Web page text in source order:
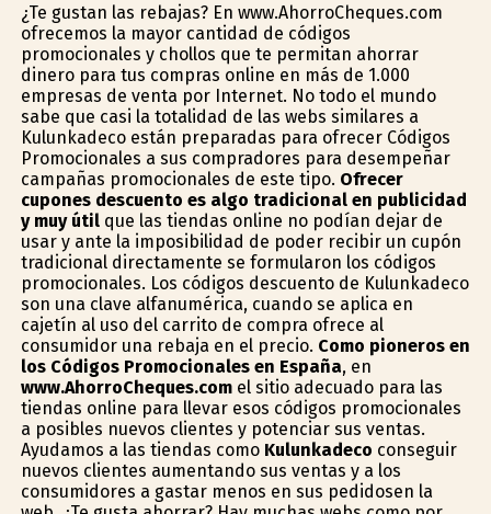
¿Te gustan las rebajas? En www.AhorroCheques.com
ofrecemos la mayor cantidad de códigos
promocionales y chollos que te permitan ahorrar
dinero para tus compras online en más de 1.000
empresas de venta por Internet. No todo el mundo
sabe que casi la totalidad de las webs similares a
Kulunkadeco están preparadas para ofrecer Códigos
Promocionales a sus compradores para desempeñar
campañas promocionales de este tipo. Ofrecer
cupones descuento es algo tradicional en publicidad
y muy útilque las tiendas online no podían dejar de
usar y ante la imposibilidad de poder recibir un cupón
tradicional directamente se formularon los códigos
promocionales. Los códigos descuento de Kulunkadeco
son una clave alfanumérica, cuando se aplica en
cajetín al uso del carrito de compra ofrece al
consumidor una rebaja en el precio. Como pioneros en
los Códigos Promocionales en España, en
www.AhorroCheques.comel sitio adecuado para las
tiendas online para llevar esos códigos promocionales
a posibles nuevos clientes y potenciar sus ventas.
Ayudamos a las tiendas como Kulunkadeco conseguir
nuevos clientes aumentando sus ventas y a los
consumidores a gastar menos en sus pedidosen la